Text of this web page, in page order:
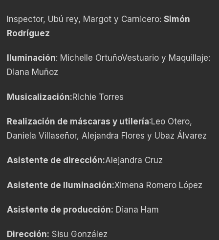
Inspector, Ubú rey, Margot y Carnicero: Simón
Rodríguez
Iluminación: Michelle OrtuñoVestuario y Maquillaje:
Diana Muñoz
Musicalización:Richie Torres
Realización de máscaras y utilería:Leo Otero,
Daniela Villaseñor, Alejandra Flores y Ubaz Álvarez
Asistente de dirección:Alejandra Cruz
Asistente de Iluminación:Ximena Romero López
Asistente de producción: Diana Ham
Dirección: Sisu González